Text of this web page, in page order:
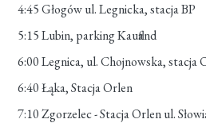
4:45 Głogów ul. Legnicka, stacja BP
5:15 Lubin, parking Kaufland
6:00 Legnica, ul. Chojnowska, stacja
6:40 Łąka, Stacja Orlen
7:10 Zgorzelec - Stacja Orlen ul.